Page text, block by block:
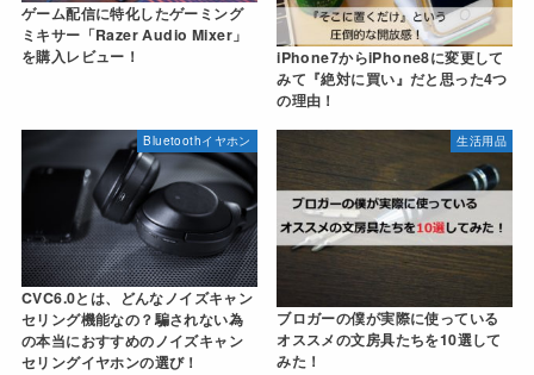
ゲーム配信に特化したゲーミング
ミキサー「Razer Audio Mixer」
を購入レビュー！
iPhone7からiPhone8に変更して
みて『絶対に買い』だと思った4つ
の理由！
Bluetoothイヤホン
CVC6.0とは、どんなノイズキャン
セリング機能なの？騙されない為
の本当におすすめのノイズキャン
セリングイヤホンの選び！
生活用品
ブロガーの僕が実際に使っている
オススメの文房具たちを10選して
みた！